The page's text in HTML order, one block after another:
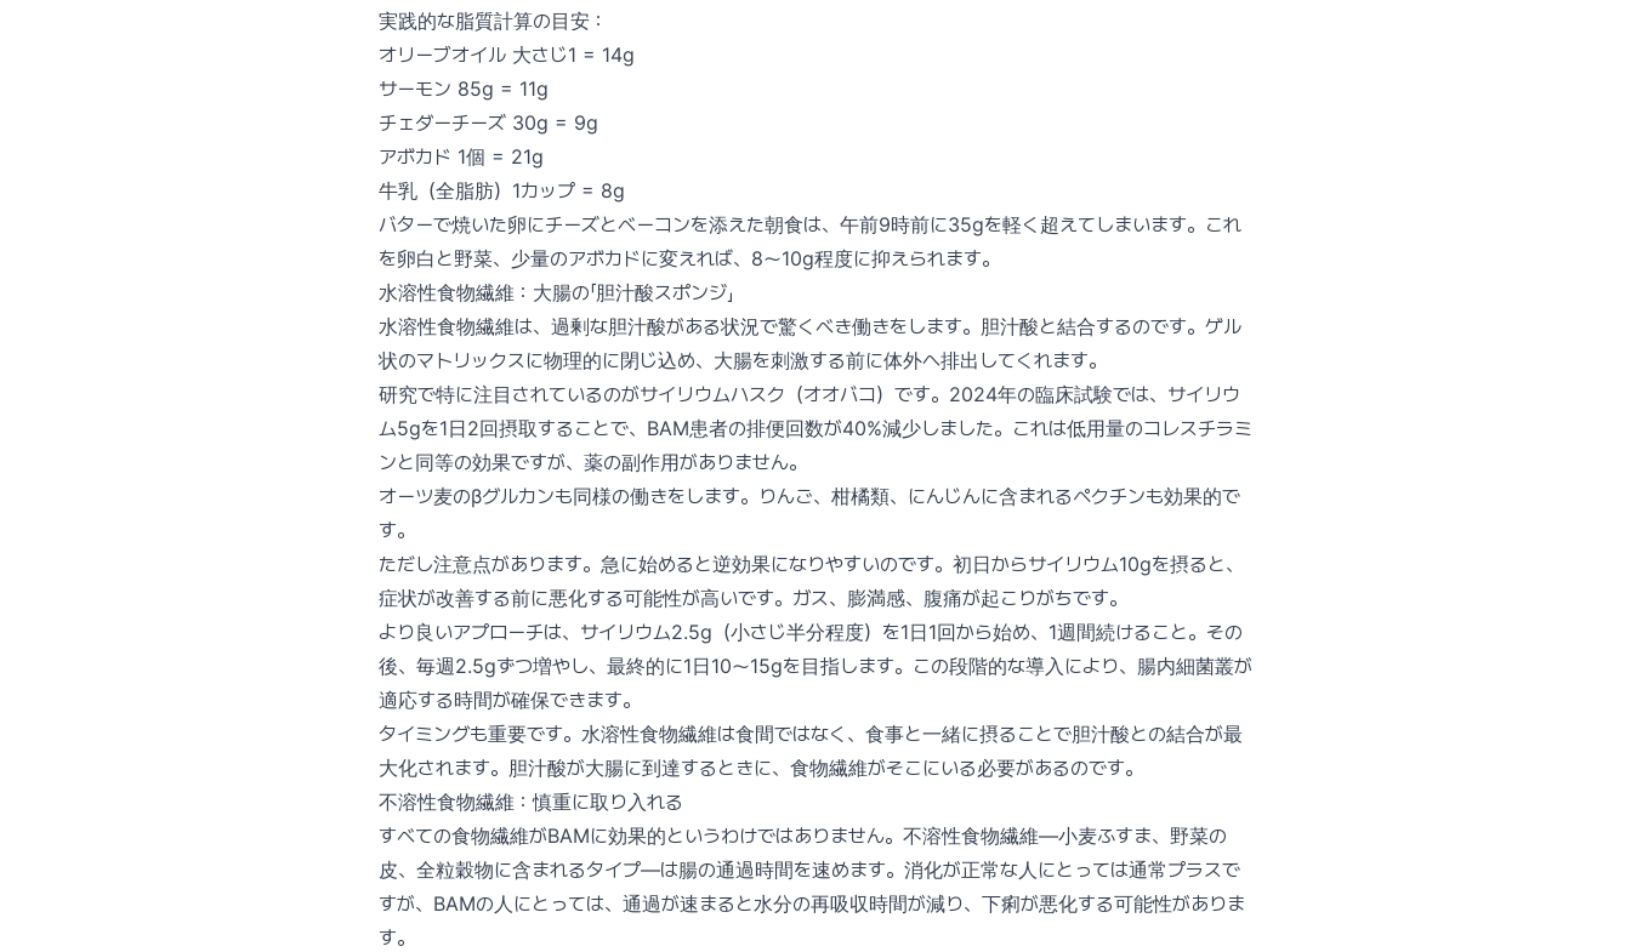
実践的な脂質計算の目安：
オリーブオイル 大さじ1 = 14g
サーモン 85g = 11g
チェダーチーズ 30g = 9g
アボカド 1個 = 21g
牛乳（全脂肪）1カップ = 8g
バターで焼いた卵にチーズとベーコンを添えた朝食は、午前9時前に35gを軽く超えてしまいます。これ
を卵白と野菜、少量のアボカドに変えれば、8〜10g程度に抑えられます。
水溶性食物繊維：大腸の「胆汁酸スポンジ」
水溶性食物繊維は、過剰な胆汁酸がある状況で驚くべき働きをします。胆汁酸と結合するのです。ゲル
状のマトリックスに物理的に閉じ込め、大腸を刺激する前に体外へ排出してくれます。
研究で特に注目されているのがサイリウムハスク（オオバコ）です。2024年の臨床試験では、サイリウ
ム5gを1日2回摂取することで、BAM患者の排便回数が40%減少しました。これは低用量のコレスチラミ
ンと同等の効果ですが、薬の副作用がありません。
オーツ麦のβグルカンも同様の働きをします。りんご、柑橘類、にんじんに含まれるペクチンも効果的で
す。
ただし注意点があります。急に始めると逆効果になりやすいのです。初日からサイリウム10gを摂ると、
症状が改善する前に悪化する可能性が高いです。ガス、膨満感、腹痛が起こりがちです。
より良いアプローチは、サイリウム2.5g（小さじ半分程度）を1日1回から始め、1週間続けること。その
後、毎週2.5gずつ増やし、最終的に1日10〜15gを目指します。この段階的な導入により、腸内細菌叢が
適応する時間が確保できます。
タイミングも重要です。水溶性食物繊維は食間ではなく、食事と一緒に摂ることで胆汁酸との結合が最
大化されます。胆汁酸が大腸に到達するときに、食物繊維がそこにいる必要があるのです。
不溶性食物繊維：慎重に取り入れる
すべての食物繊維がBAMに効果的というわけではありません。不溶性食物繊維—小麦ふすま、野菜の
皮、全粒穀物に含まれるタイプ—は腸の通過時間を速めます。消化が正常な人にとっては通常プラスで
すが、BAMの人にとっては、通過が速まると水分の再吸収時間が減り、下痢が悪化する可能性がありま
す。